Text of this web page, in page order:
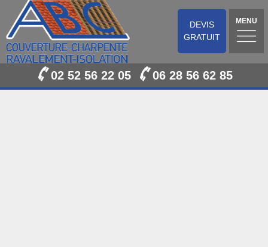
DEVIS
GRATUIT
MENU
02 52 56 22 05 06 28 56 62 85